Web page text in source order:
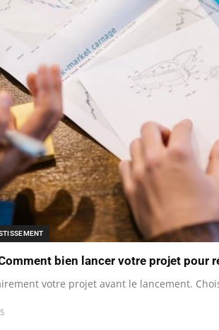
bien lancer votre projet pour
votre projet avant le lancement.